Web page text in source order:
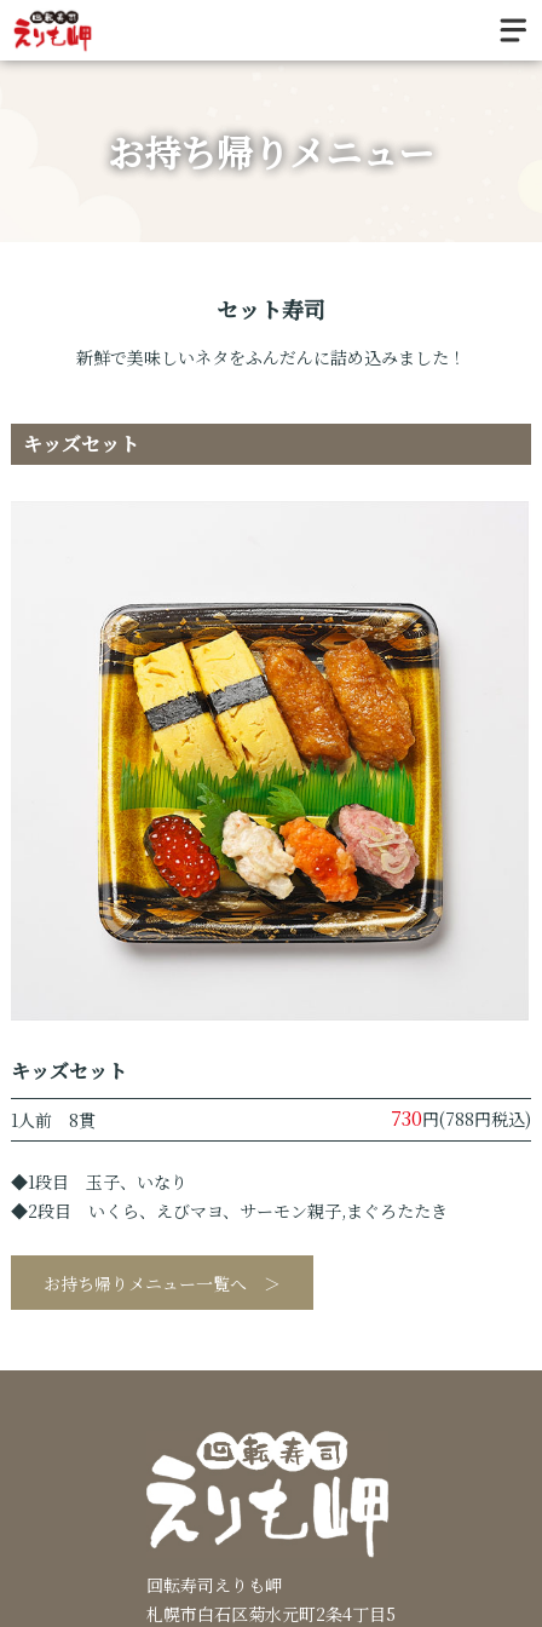
お持ち帰りメニュー
セット寿司
新鮮で美味しいネタをふんだんに詰め込みました！
キッズセット
キッズセット
1人前 8貫 730円(788円税込)
◆1段目 玉子、いなり
◆2段目 いくら、えびマヨ、サーモン親子,まぐろたたき
お持ち帰りメニュー一覧へ ＞
回転寿司えりも岬
札幌市白石区菊水元町2条4丁目5